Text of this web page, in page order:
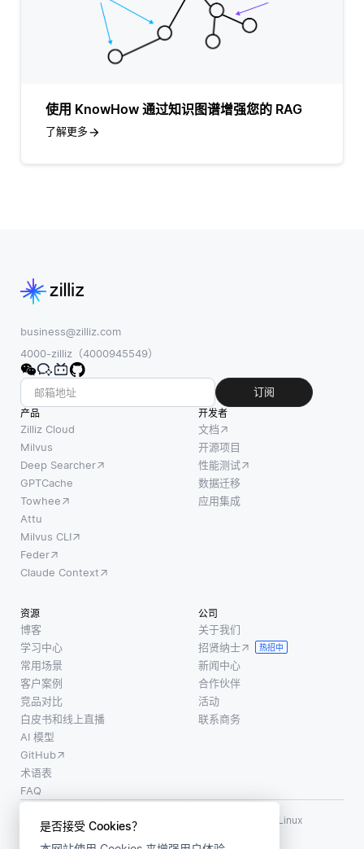
是否接受 Cookies？
使用 KnowHow 通过知识图谱增强您的 RAG
了解更多
business@zilliz.com
4000-zilliz（4000945549）
订阅
产品
Zilliz Cloud
Milvus
Deep Searcher
GPTCache
Towhee
Attu
Milvus CLI
Feder
Claude Context
开发者
文档
开源项目
性能测试
数据迁移
应用集成
资源
博客
学习中心
常用场景
客户案例
竞品对比
白皮书和线上直播
AI 模型
GitHub
术语表
FAQ
公司
关于我们
招贤纳士
热招中
新闻中心
合作伙伴
活动
联系商务
使用条款
LF AI、LF AI & Data、Milvus，以及相关的开源项目名称为 Linux
Foundation 所有商标